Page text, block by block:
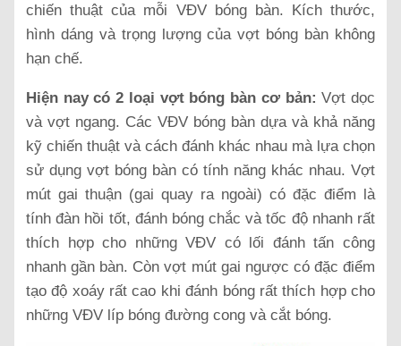
chiến thuật của mỗi VĐV bóng bàn. Kích thước,
hình dáng và trọng lượng của vợt bóng bàn không
hạn chế.
Hiện nay có 2 loại vợt bóng bàn cơ bản: Vợt dọc
và vợt ngang. Các VĐV bóng bàn dựa và khả năng
kỹ chiến thuật và cách đánh khác nhau mà lựa chọn
sử dụng vợt bóng bàn có tính năng khác nhau. Vợt
mút gai thuận (gai quay ra ngoài) có đặc điểm là
tính đàn hồi tốt, đánh bóng chắc và tốc độ nhanh rất
thích hợp cho những VĐV có lối đánh tấn công
nhanh gần bàn. Còn vợt mút gai ngược có đặc điểm
tạo độ xoáy rất cao khi đánh bóng rất thích hợp cho
những VĐV líp bóng đường cong và cắt bóng.